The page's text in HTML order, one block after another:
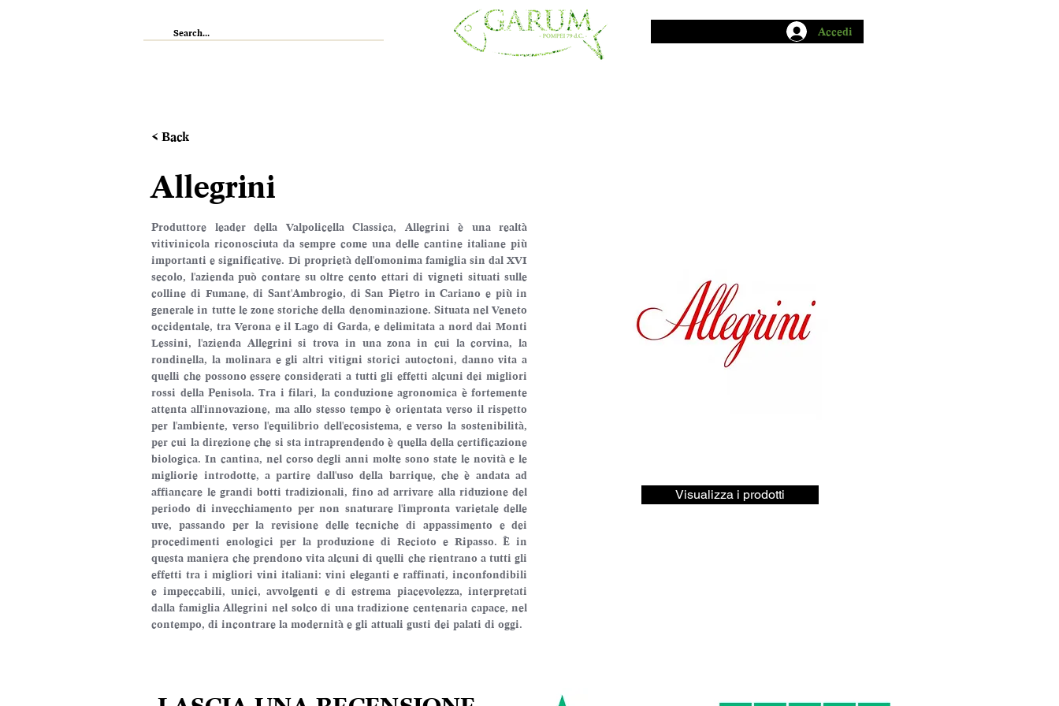
Accedi
< Back
Allegrini
Produttore leader della Valpolicella Classica, Allegrini è una realtà
vitivinicola riconosciuta da sempre come una delle cantine italiane più
importanti e significative. Di proprietà dell'omonima famiglia sin dal XVI
secolo, l'azienda può contare su oltre cento ettari di vigneti situati sulle
colline di Fumane, di Sant'Ambrogio, di San Pietro in Cariano e più in
generale in tutte le zone storiche della denominazione. Situata nel Veneto
occidentale, tra Verona e il Lago di Garda, e delimitata a nord dai Monti
Lessini, l'azienda Allegrini si trova in una zona in cui la corvina, la
rondinella, la molinara e gli altri vitigni storici autoctoni, danno vita a
quelli che possono essere considerati a tutti gli effetti alcuni dei migliori
rossi della Penisola. Tra i filari, la conduzione agronomica è fortemente
attenta all'innovazione, ma allo stesso tempo è orientata verso il rispetto
per l'ambiente, verso l'equilibrio dell'ecosistema, e verso la sostenibilità,
per cui la direzione che si sta intraprendendo è quella della certificazione
biologica. In cantina, nel corso degli anni molte sono state le novità e le
migliorie introdotte, a partire dall'uso della barrique, che è andata ad
affiancare le grandi botti tradizionali, fino ad arrivare alla riduzione del
periodo di invecchiamento per non snaturare l'impronta varietale delle
uve, passando per la revisione delle tecniche di appassimento e dei
procedimenti enologici per la produzione di Recioto e Ripasso. È in
questa maniera che prendono vita alcuni di quelli che rientrano a tutti gli
effetti tra i migliori vini italiani: vini eleganti e raffinati, inconfondibili
e impeccabili, unici, avvolgenti e di estrema piacevolezza, interpretati
dalla famiglia Allegrini nel solco di una tradizione centenaria capace, nel
contempo, di incontrare la modernità e gli attuali gusti dei palati di oggi.
Visualizza i prodotti